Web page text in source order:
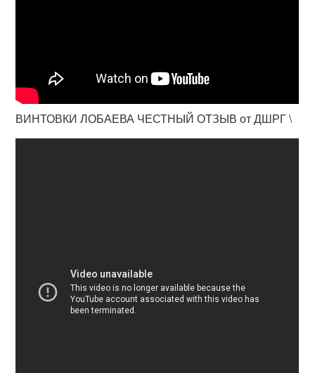
ВИНТОВКИ ЛОБАЕВА ЧЕСТНЫЙ ОТЗЫВ от ДШРГ \